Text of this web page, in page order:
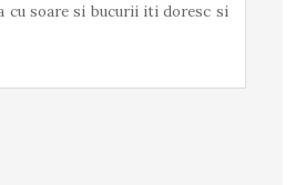
cu soare si bucurii iti doresc si